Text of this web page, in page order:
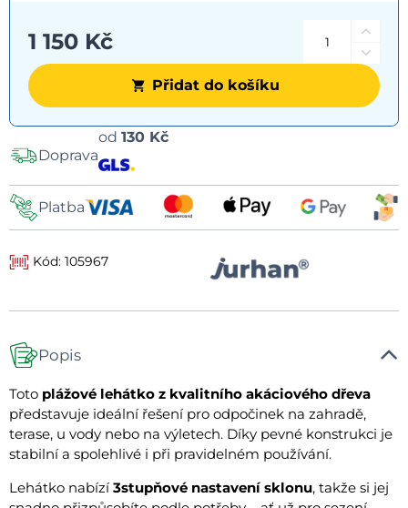
1 150 Kč
Přidat do košíku
Doprava
od 130 Kč
Platba
Kód: 105967
Popis
Toto plážové lehátko z kvalitního akáciového dřeva
představuje ideální řešení pro odpočinek na zahradě,
terase, u vody nebo na výletech. Díky pevné konstrukci je
stabilní a spolehlivé i při pravidelném používání.
Lehátko nabízí3stupňové nastavení sklonu, takže si jej